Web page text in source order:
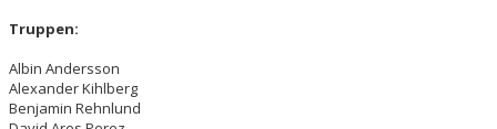
Truppen:
Albin Andersson
Alexander Kihlberg
Benjamin Rehnlund